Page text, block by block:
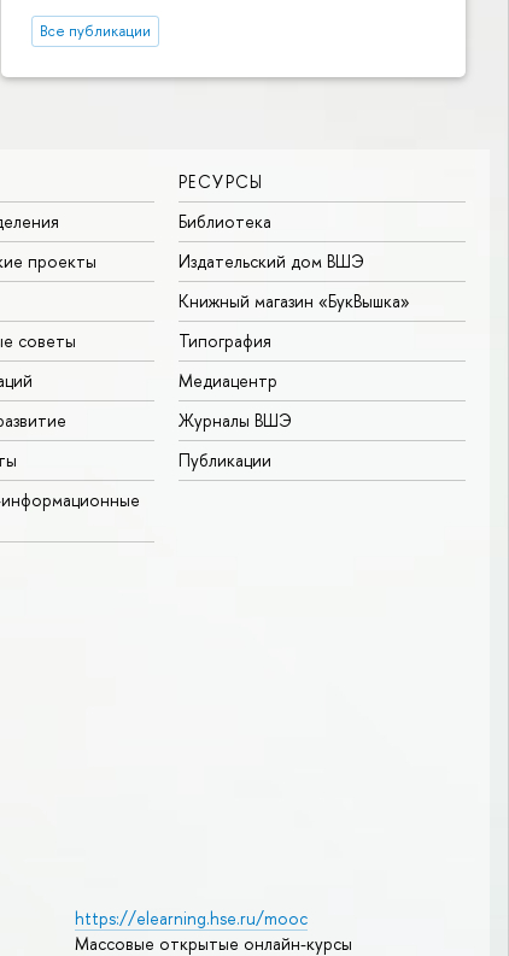
Все публикации
проекты
советы
РЕСУРСЫ
Библиотека
Издательский дом ВШЭ
Книжный магазин «БукВышка»
Типография
Медиацентр
Журналы ВШЭ
Публикации
https://elearning.hse.ru/mooc
Массовые открытые онлайн-курсы